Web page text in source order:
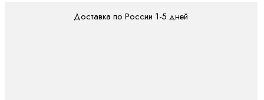
Доставка по России 1-5 дней